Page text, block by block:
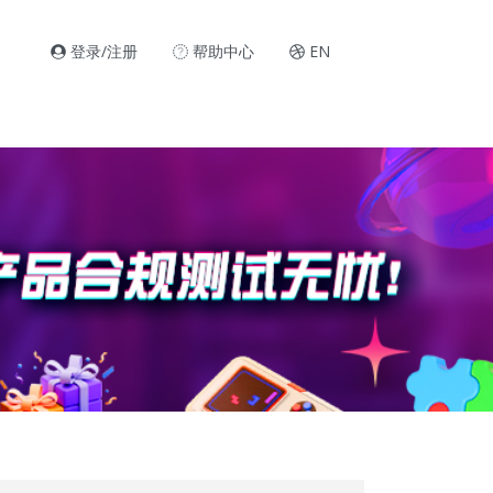
登录/注册 帮助中心 EN